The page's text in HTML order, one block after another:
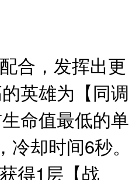
合，发挥出更
英雄为【同调
命值最低的单
却时间6秒。
得1层【战